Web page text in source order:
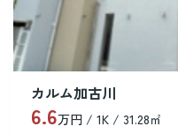
CASA dear
7.4万円 / 2LDK / 52.90㎡